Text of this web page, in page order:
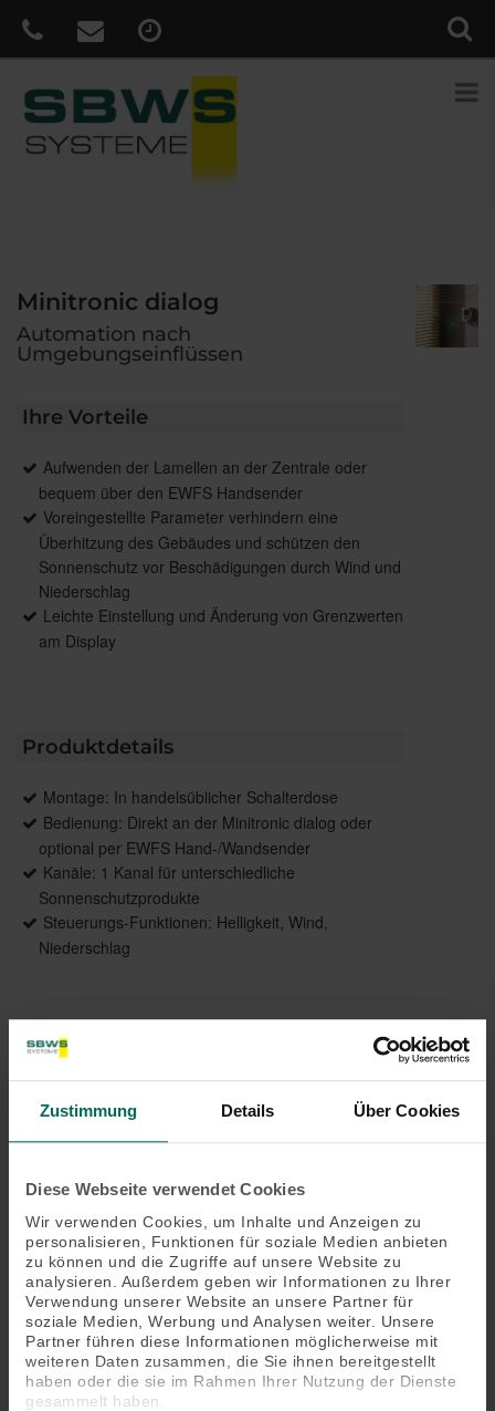
Zustimmung Details Über Cookies
Diese Webseite verwendet Cookies
Wir verwenden Cookies, um Inhalte und Anzeigen zu
personalisieren, Funktionen für soziale Medien anbieten
zu können und die Zugriffe auf unsere Website zu
analysieren. Außerdem geben wir Informationen zu Ihrer
Verwendung unserer Website an unsere Partner für
soziale Medien, Werbung und Analysen weiter. Unsere
Partner führen diese Informationen möglicherweise mit
weiteren Daten zusammen, die Sie ihnen bereitgestellt
haben oder die sie im Rahmen Ihrer Nutzung der Dienste
gesammelt haben.
Minitronic dialog
Automation nach
Umgebungseinflüssen
Ihre Vorteile
Aufwenden der Lamellen an der Zentrale oder
bequem über den EWFS Handsender
Voreingestellte Parameter verhindern eine
Überhitzung des Gebäudes und schützen den
Sonnenschutz vor Beschädigungen durch Wind und
Niederschlag
Leichte Einstellung und Änderung von Grenzwerten
am Display
Produktdetails
Montage: In handelsüblicher Schalterdose
Bedienung: Direkt an der Minitronic dialog oder
optional per EWFS Hand-/Wandsender
Kanäle: 1 Kanal für unterschiedliche
Sonnenschutzprodukte
Steuerungs-Funktionen: Helligkeit, Wind,
Niederschlag
Produktbeschreibung
Die Minitronic dialog wurde speziell für
Sonnenprodukte entwickelt und ermöglicht die
Sonnenschutz automatisch in Position gefahren,
während Sie entspannt im Schatten bleiben. Bei
starkem Wind und Regen schützt die Minitronic dialog
Ihre Markisen und Außenjalousien vor Schäden.
Das könnte Sie auch interessieren